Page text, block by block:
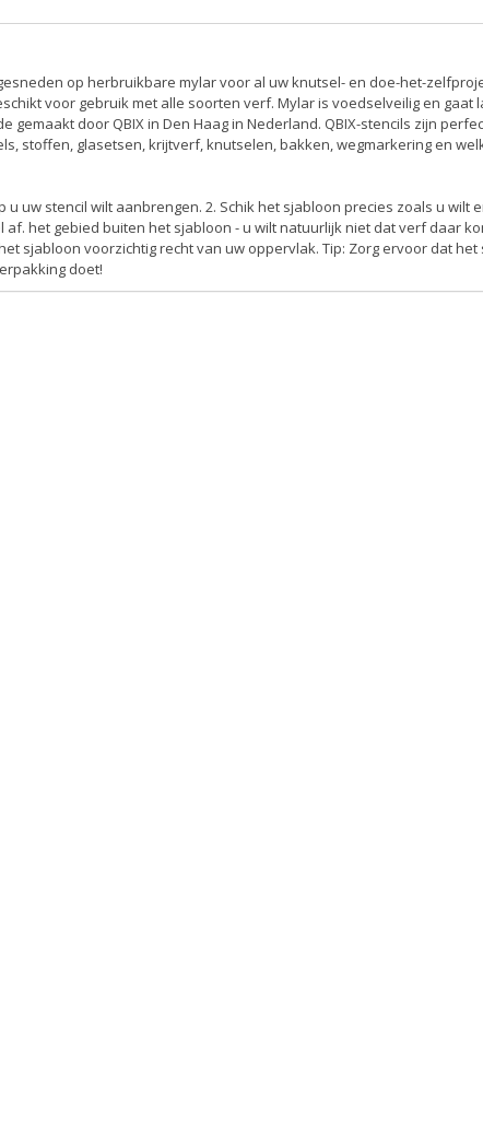
op herbruikbare mylar voor al uw knutsel- en doe-het-
voor gebruik met alle soorten verf. Mylar is voedselveilig en gaat
gemaakt door QBIX in Den Haag in Nederland. QBIX-stencils zijn
stoffen, glasetsen, krijtverf, knutselen, bakken, wegmarkering en
u uw stencil wilt aanbrengen. 2. Schik het sjabloon precies zoals u wilt
het gebied buiten het sjabloon - u wilt natuurlijk niet dat verf daar
sjabloon voorzichtig recht van uw oppervlak. Tip: Zorg ervoor dat het
doet!